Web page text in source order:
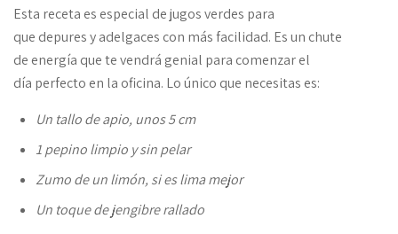
Esta receta es especial de jugos verdes para
que depures y adelgaces con más facilidad. Es un chute
de energía que te vendrá genial para comenzar el
día perfecto en la oficina. Lo único que necesitas es:
Un tallo de apio, unos 5 cm
1 pepino limpio y sin pelar
Zumo de un limón, si es lima mejor
Un toque de jengibre rallado